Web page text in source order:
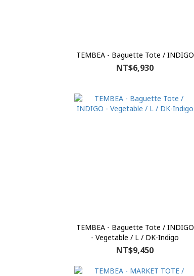
TEMBEA - Baguette Tote / INDIGO
NT$6,930
TEMBEA - Baguette Tote / INDIGO
- Vegetable / L / DK-Indigo
NT$9,450